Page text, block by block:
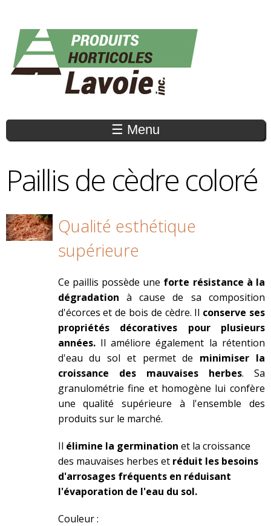
principal
☰ Menu
Paillis de cèdre coloré
Qualité esthétique
supérieure
Ce paillis possède une forte résistance à la
dégradation à cause de sa composition
d'écorces et de bois de cèdre. Il conserve ses
propriétés décoratives pour plusieurs
années.Il améliore également la rétention
d'eau du sol et permet de minimiser la
croissance des mauvaises herbes. Sa
granulométrie fine et homogène lui confère
une qualité supérieure à l'ensemble des
produits sur le marché.
Il élimine la germination et la croissance
des mauvaises herbes et réduit les besoins
d'arrosages fréquents en réduisant
l'évaporation de l'eau du sol.
Couleur :